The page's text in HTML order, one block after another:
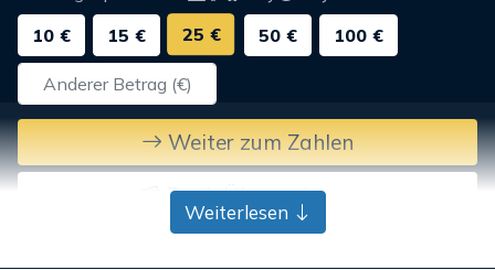
10 €
15 € 25 € 50 € 100 €
Weiter zum Zahlen
Bank-Überweisung
Weiterlesen